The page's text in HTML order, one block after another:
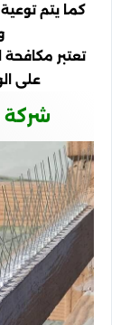
كما يتم
تعتبر
على
شركة